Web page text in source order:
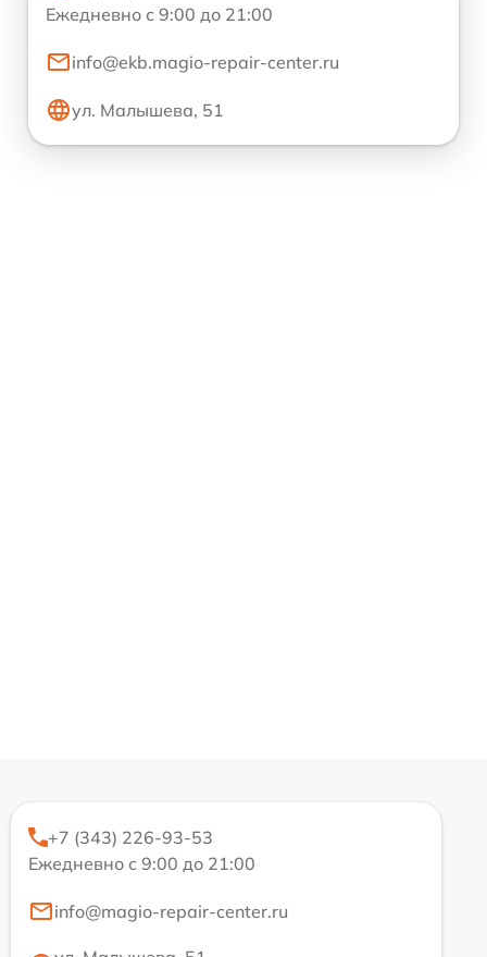
Ежедневно с 9:00 до 21:00
info@ekb.magio-repair-center.ru
ул. Малышева, 51
+7 (343) 226-93-53
Ежедневно с 9:00 до 21:00
info@magio-repair-center.ru